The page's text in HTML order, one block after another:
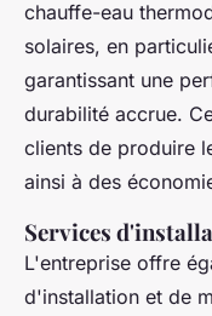
chauffe-eau
solaires, en
garantissant une
durabilité accrue.
clients de produire
ainsi à des
Services
L'entreprise offre
d'installation et de